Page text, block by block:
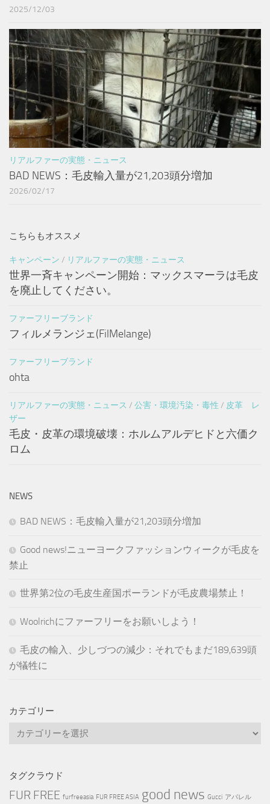
2025/12/03
リアルファーの実態・ニュース
BAD NEWS：毛皮輸入量が21,203頭分増加
2026/02/17
こちらもオススメ
キャンペーン / リアルファーの実態・ニュース
世界一斉キャンペーン開始：マックスマーラは毛皮
を廃止してください。
ファーフリーブランド
フィルメランジェ(FilMelange)
ファーフリーブランド
ohta
リアルファーの実態・ニュース / 公害・環境汚染・毒性 / 皮革 レ
ザー
毛皮・皮革の環境破壊：ホルムアルデヒドと六価ク
ロム
NEWS
BAD NEWS：毛皮輸入量が21,203頭分増加
Good news!ニューヨークファッションウィークが毛皮を
禁止
世界第2位の毛皮生産国ポーランドが毛皮農場禁止！
Woolrichにファーフリーをお願いしよう！
毛皮の輸入、少しづつの減少：それでもまだ189,639頭
が犠牲に
カテゴリー
カ
リ
ー
タグクラウド
FUR FREE furfreeasia FUR FREE ASIA good news Gucci アパレル